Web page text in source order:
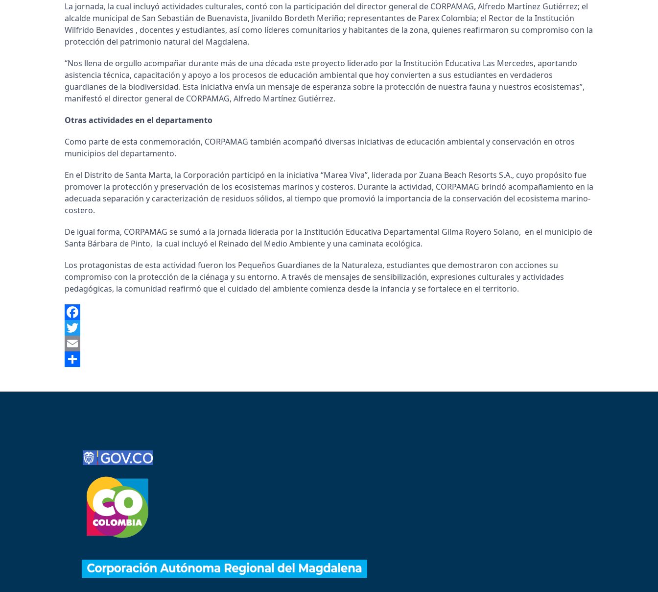
La jornada, la cual incluyó actividades culturales, contó con la participación del director general de CORPAMAG, Alfredo Martínez Gutiérrez; el
alcalde municipal de San Sebastián de Buenavista, Jivanildo Bordeth Meriño; representantes de Parex Colombia; el Rector de la Institución
Wilfrido Benavides , docentes y estudiantes, así como líderes comunitarios y habitantes de la zona, quienes reafirmaron su compromiso con la
protección del patrimonio natural del Magdalena.
“Nos llena de orgullo acompañar durante más de una década este proyecto liderado por la Institución Educativa Las Mercedes, aportando
asistencia técnica, capacitación y apoyo a los procesos de educación ambiental que hoy convierten a sus estudiantes en verdaderos
guardianes de la biodiversidad. Esta iniciativa envía un mensaje de esperanza sobre la protección de nuestra fauna y nuestros ecosistemas”,
manifestó el director general de CORPAMAG, Alfredo Martínez Gutiérrez.
Otras actividades en el departamento
Como parte de esta conmemoración, CORPAMAG también acompañó diversas iniciativas de educación ambiental y conservación en otros
municipios del departamento.
En el Distrito de Santa Marta, la Corporación participó en la iniciativa “Marea Viva”, liderada por Zuana Beach Resorts S.A., cuyo propósito fue
promover la protección y preservación de los ecosistemas marinos y costeros. Durante la actividad, CORPAMAG brindó acompañamiento en la
adecuada separación y caracterización de residuos sólidos, al tiempo que promovió la importancia de la conservación del ecosistema marino-
costero.
De igual forma, CORPAMAG se sumó a la jornada liderada por la Institución Educativa Departamental Gilma Royero Solano, en el municipio de
Santa Bárbara de Pinto, la cual incluyó el Reinado del Medio Ambiente y una caminata ecológica.
Los protagonistas de esta actividad fueron los Pequeños Guardianes de la Naturaleza, estudiantes que demostraron con acciones su
compromiso con la protección de la ciénaga y su entorno. A través de mensajes de sensibilización, expresiones culturales y actividades
pedagógicas, la comunidad reafirmó que el cuidado del ambiente comienza desde la infancia y se fortalece en el territorio.
Facebook
Twitter
Email